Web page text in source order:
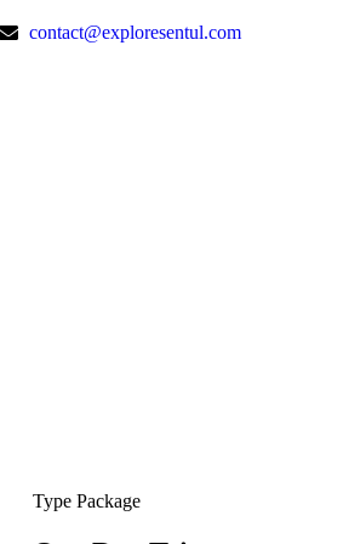
contact@exploresentul.com
Type Package